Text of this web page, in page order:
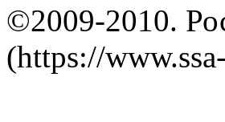
©2009-2010.
(https://